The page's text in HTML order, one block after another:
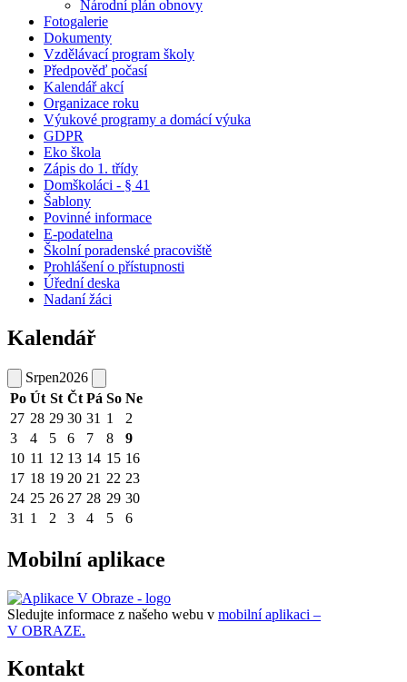
Národní plán obnovy
Fotogalerie
Dokumenty
Vzdělávací program školy
Předpověď počasí
Kalendář akcí
Organizace roku
Výukové programy a domácí výuka
GDPR
Eko škola
Zápis do 1. třídy
Domškoláci - § 41
Šablony
Povinné informace
E-podatelna
Školní poradenské pracoviště
Prohlášení o přístupnosti
Úřední deska
Nadaní žáci
Kalendář
Srpen2026
Po Út St Čt Pá So Ne
27 28 29 30 31 1
2
3
4 5 6 7 8
9
10 11 12 13 14 15 16
17 18 19 20 21 22 23
24 25 26 27 28 29 30
31 1 2 3 4 5 6
Mobilní aplikace
Sledujte informace z našeho webu v mobilní aplikaci –
V OBRAZE.
Kontakt